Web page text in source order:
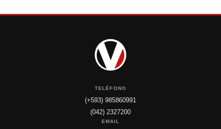
TELÉFONO
(+593) 985860991
(042) 2327200
EMAIL